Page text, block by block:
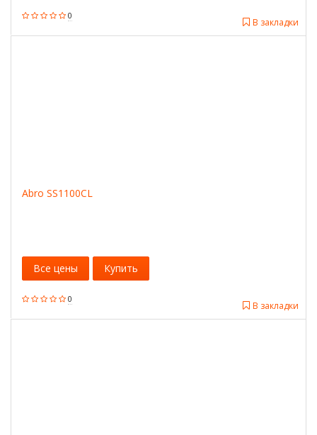
0
В закладки
Abro SS1100CL
0
В закладки
Все цены Купить